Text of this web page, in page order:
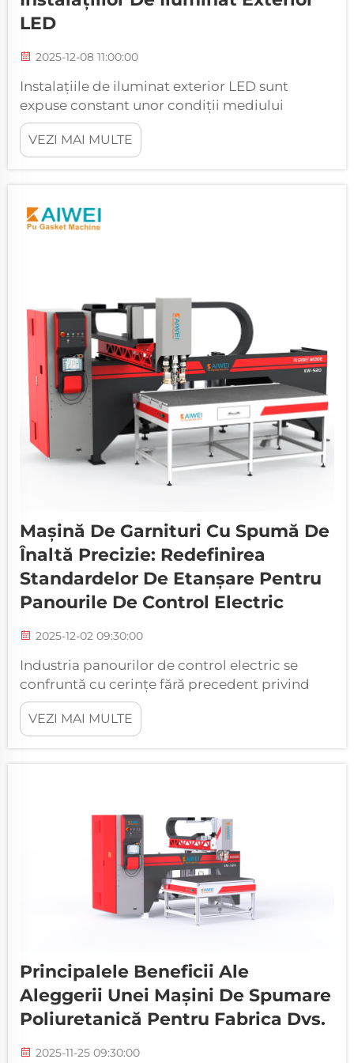
LED
2025-12-08 11:00:00
Instalațiile de iluminat exterior LED sunt
expuse constant unor condiții mediului
dificile, făcând ca etanșarea eficientă să fie
esențială pentru o performanță și fiabilitate pe
termen lung. Ploaia, zăpada, umiditatea și
VEZI MAI MULTE
Mașină De Garnituri Cu Spumă De
Înaltă Precizie: Redefinirea
Standardelor De Etanșare Pentru
Panourile De Control Electric
2025-12-02 09:30:00
Industria panourilor de control electric se
confruntă cu cerințe fără precedent privind
soluțiile de etanșare de precizie, care trebuie
să reziste unor condiții extreme ale mediului
înconjurător, menținând în același timp o
VEZI MAI MULTE
Principalele Beneficii Ale
Aleggerii Unei Mașini De Spumare
Poliuretanică Pentru Fabrica Dvs.
2025-11-25 09:30:00